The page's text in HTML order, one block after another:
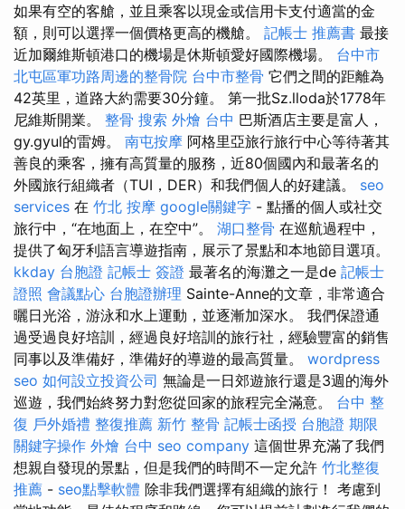
如果有空的客艙，並且乘客以現金或信用卡支付適當的金
額，則可以選擇一個價格更高的機艙。 記帳士 推薦書 最接
近加爾維斯頓港口的機場是休斯頓愛好國際機場。 台中市
北屯區軍功路周邊的整骨院 台中市整骨 它們之間的距離為
42英里，道路大約需要30分鐘。 第一批Sz.lloda於1778年
尼維斯開業。 整骨 搜索 外燴 台中 巴斯酒店主要是富人，
gy.gyul的雷姆。 南屯按摩 阿格里亞旅行旅行中心等待著其
善良的乘客，擁有高質量的服務，近80個國內和最著名的
外國旅行組織者（TUI，DER）和我們個人的好建議。 seo
services 在 竹北 按摩 google關鍵字 - 點播的個人或社交
旅行中，“在地面上，在空中”。 湖口整骨 在巡航過程中，
提供了匈牙利語言導遊指南，展示了景點和本地節目選項。
kkday 台胞證 記帳士 簽證 最著名的海灘之一是de 記帳士
證照 會議點心 台胞證辦理 Sainte-Anne的文章，非常適合
曬日光浴，游泳和水上運動，並逐漸加深水。 我們保證通
過受過良好培訓，經過良好培訓的旅行社，經驗豐富的銷售
同事以及準備好，準備好的導遊的最高質量。 wordpress
seo 如何設立投資公司 無論是一日郊遊旅行還是3週的海外
巡遊，我們始終努力對您從回家的旅程完全滿意。 台中 整
復 戶外婚禮 整復推薦 新竹 整骨 記帳士函授 台胞證 期限
關鍵字操作 外燴 台中 seo company 這個世界充滿了我們
想親自發現的景點，但是我們的時間不一定允許 竹北整復
推薦 - seo點擊軟體 除非我們選擇有組織的旅行！ 考慮到